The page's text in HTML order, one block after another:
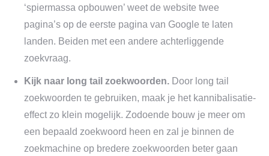
‘spiermassa opbouwen’ weet de website twee
pagina’s op de eerste pagina van Google te laten
landen. Beiden met een andere achterliggende
zoekvraag.
Kijk naar long tail zoekwoorden. Door long tail
zoekwoorden te gebruiken, maak je het kannibalisatie-
effect zo klein mogelijk. Zodoende bouw je meer om
een bepaald zoekwoord heen en zal je binnen de
zoekmachine op bredere zoekwoorden beter gaan